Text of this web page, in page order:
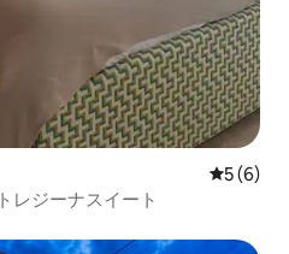
レビュー
5 (6)
レジーナスイート